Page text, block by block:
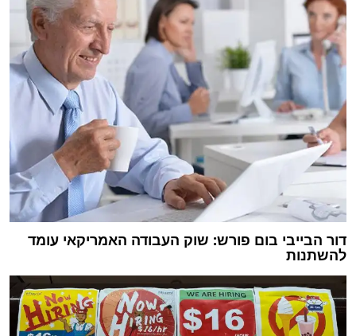
דור הבייבי בום פורש: שוק העבודה האמריקאי עומד
להשתנות